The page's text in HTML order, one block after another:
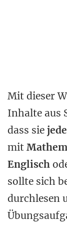
Mit dieser
Inhalte aus
dass sie
mit
Englisch
sollte sich
durchlesen